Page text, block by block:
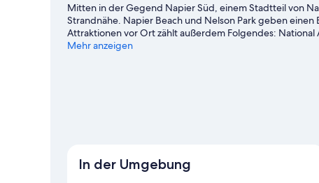
Mitten in der Gegend Napier Süd, einem Stadtteil von
Strandnähe. Napier Beach und Nelson Park geben
Attraktionen vor Ort zählt außerdem Folgendes:
deinen Aufenthalt in der Stadt mit dem Besuch eines
Mehr anzeigen
In der Umgebung